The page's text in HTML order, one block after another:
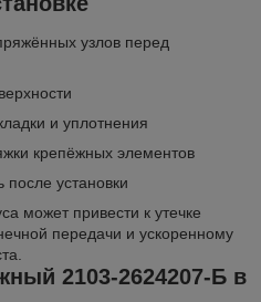
узлов перед
и уплотнения
крепёжных элементов
после установки
может привести к утечке
передачи и ускоренному
2103-2624207-Б в